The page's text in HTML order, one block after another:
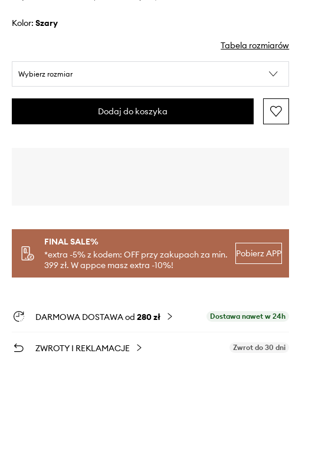
Kolor: szary
Tabela rozmiarów
Wybierz rozmiar
Dodaj do koszyka
FINAL SALE%
*extra -5% z kodem: OFF przy zakupach za min.
399 zł. W appce masz extra -10%!
Pobierz APP
DARMOWA DOSTAWA od 280 zł Dostawa nawet w 24h
ZWROTY I REKLAMACJE Zwrot do 30 dni